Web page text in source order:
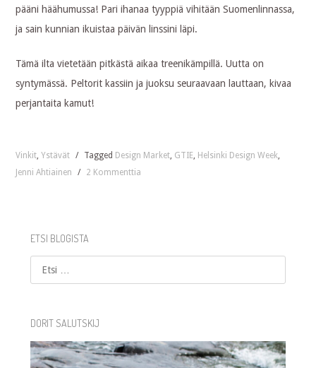
pääni häähumussa! Pari ihanaa tyyppiä vihitään Suomenlinnassa,
ja sain kunnian ikuistaa päivän linssini läpi.
Tämä ilta vietetään pitkästä aikaa treenikämpillä. Uutta on
syntymässä. Peltorit kassiin ja juoksu seuraavaan lauttaan, kivaa
perjantaita kamut!
Vinkit,Ystävät / Tagged Design Market, GTIE, Helsinki Design Week,
Jenni Ahtiainen
/ 2 Kommenttia
ETSI BLOGISTA
Etsi
DORIT SALUTSKIJ